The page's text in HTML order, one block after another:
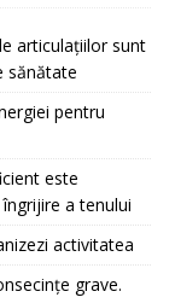
articulațiilor sunt
sănătate
pentru
este
a tenului
activitatea
grave.